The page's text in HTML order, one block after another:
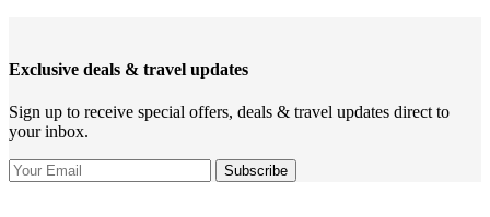
Exclusive deals & travel updates
Sign up to receive special offers, deals & travel updates direct to
your inbox.